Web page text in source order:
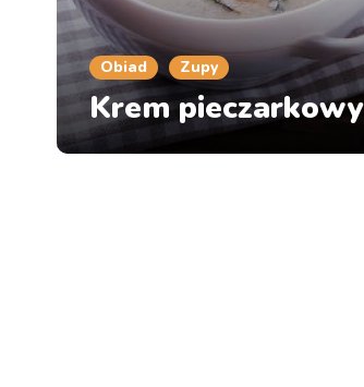
Obiad Zupy
Krem pieczarkowy